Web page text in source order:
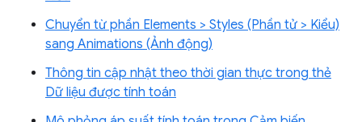
Chuyển từ phần Elements > Styles (Phần tử > Kiểu)
sang Animations (Ảnh động)
Thông tin cập nhật theo thời gian thực trong thẻ
Dữ liệu được tính toán